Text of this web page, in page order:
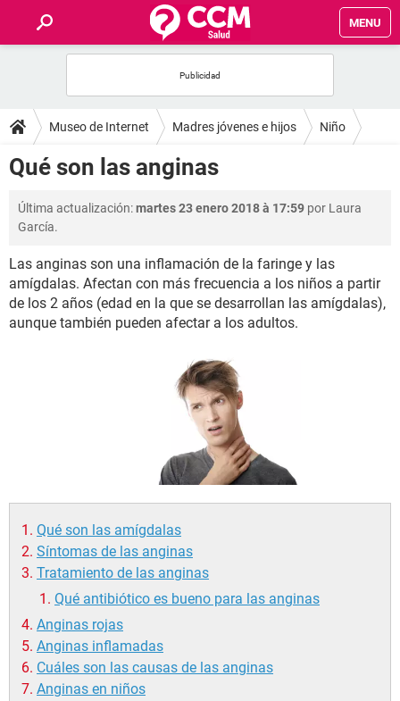
MENU
FOROS
SALUD
FAMILIA
BIENESTAR
Museo de Internet Madres jóvenes e hijos Niño
Qué son las anginas
Última actualización:martes 23 enero 2018 à 17:59 por Laura
García.
Las anginas son una inflamación de la faringe y las
amígdalas. Afectan con más frecuencia a los niños a partir
de los 2 años (edad en la que se desarrollan las amígdalas),
aunque también pueden afectar a los adultos.
Qué son las amígdalas
Síntomas de las anginas
Tratamiento de las anginas
Qué antibiótico es bueno para las anginas
Anginas rojas
Anginas inflamadas
Cuáles son las causas de las anginas
Anginas en niños